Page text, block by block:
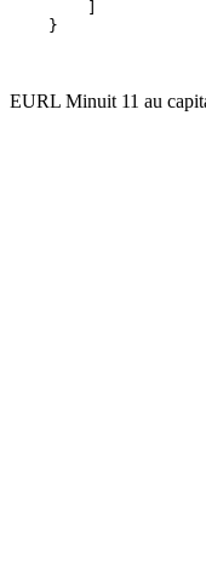
EURL Minuit 11 au